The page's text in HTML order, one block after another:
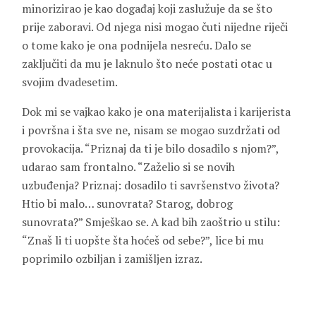
minorizirao je kao događaj koji zaslužuje da se što
prije zaboravi. Od njega nisi mogao čuti nijedne riječi
o tome kako je ona podnijela nesreću. Dalo se
zaključiti da mu je laknulo što neće postati otac u
svojim dvadesetim.
Dok mi se vajkao kako je ona materijalista i karijerista
i površna i šta sve ne, nisam se mogao suzdržati od
provokacija. “Priznaj da ti je bilo dosadilo s njom?”,
udarao sam frontalno. “Zaželio si se novih
uzbuđenja? Priznaj: dosadilo ti savršenstvo života?
Htio bi malo… sunovrata? Starog, dobrog
sunovrata?” Smješkao se. A kad bih zaoštrio u stilu:
“Znaš li ti uopšte šta hoćeš od sebe?”, lice bi mu
poprimilo ozbiljan i zamišljen izraz.